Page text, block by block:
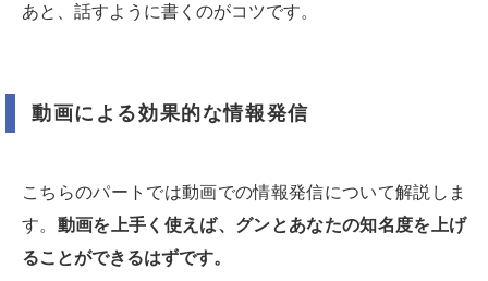
あと、話すように書くのがコツです。
動画による効果的な情報発信
こちらのパートでは動画での情報発信について解説しま
す。 動画を上手く使えば、グンとあなたの知名度を上げ
ることができるはずです。